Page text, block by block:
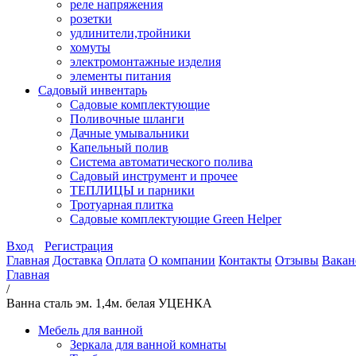
реле напряжения
розетки
удлинители,тройники
хомуты
электромонтажные изделия
элементы питания
Садовый инвентарь
Садовые комплектующие
Поливочные шланги
Дачные умывальники
Капельный полив
Система автоматического полива
Садовый инструмент и прочее
ТЕПЛИЦЫ и парники
Тротуарная плитка
Садовые комплектующие Green Helper
Вход
Регистрация
Главная Доставка Оплата О компании Контакты Отзывы
Главная
/
Ванна сталь эм. 1,4м. белая УЦЕНКА
Мебель для ванной
Зеркала для ванной комнаты